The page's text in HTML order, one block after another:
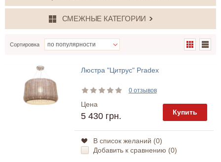
СМЕЖНЫЕ КАТЕГОРИИ
Сортировка
Люстра "Цитрус" Pradex
0 отзывов
Цена
5 430 грн. Купить
В список желаний (0)
Добавить к сравнению (0)